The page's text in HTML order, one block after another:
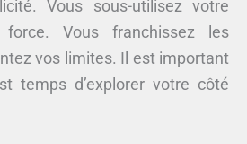
Vous sous-utilisez votre
Vous franchissez les
vos limites. Il est important
temps d’explorer votre côté